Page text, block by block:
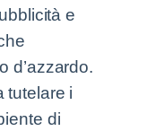
e
d’azzardo.
tutelare i
di